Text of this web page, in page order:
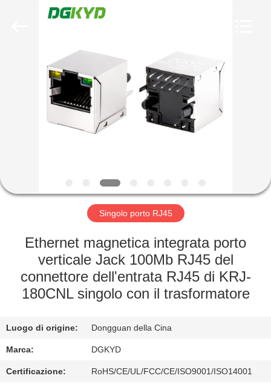
CASA
PRODOTTI
CIRCA
GIRO
DELLA
FABBRICA
CONTROLLO
DI
QUALITÀ
Singolo porto RJ45
Ethernet magnetica integrata porto
verticale Jack 100Mb RJ45 del
connettore dell'entrata RJ45 di KRJ-
180CNL singolo con il trasformatore
Luogo di origine: Dongguan della Cina
Marca: DGKYD
Certificazione: RoHS/CE/UL/FCC/CE/ISO9001/ISO14001